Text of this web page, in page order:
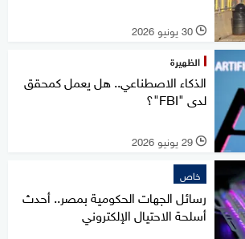
l 30 يونيو 2026
الظهيرة
الذكاء الاصطناعي.. هل يعمل كمحقق
لدى "FBI"؟
l 29 يونيو 2026
خاص
رسائل الجهات الحكومية بمصر.. أحدث
أسلحة الاحتيال الإلكتروني